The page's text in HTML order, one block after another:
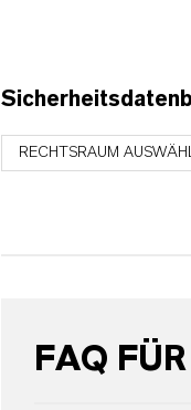
RECHTSRAUM
FAQ